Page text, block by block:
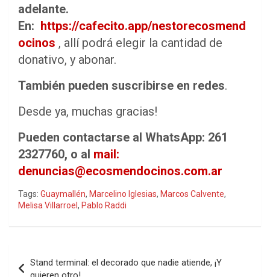
adelante.
En: https://cafecito.app/nestorecosmend
ocinos , allí podrá elegir la cantidad de
donativo, y abonar.
También pueden suscribirse en redes.
Desde ya, muchas gracias!
Pueden contactarse al WhatsApp: 261
2327760, o al mail:
denuncias@ecosmendocinos.com.ar
Tags: Guaymallén, Marcelino Iglesias, Marcos Calvente,
Melisa Villarroel , Pablo Raddi
de
Stand terminal: el decorado que nadie atiende, ¡Y